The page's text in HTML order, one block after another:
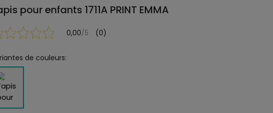
pour enfants 1711A PRINT EMMA
0,00/5 (0)
de couleurs: